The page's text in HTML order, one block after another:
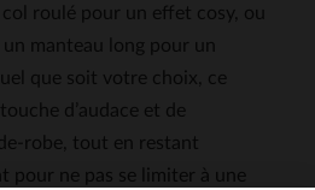
roulé pour un effet cosy, ou
manteau long pour un
que soit votre choix, ce
d’audace et de
robe, tout en restant
pour ne pas se limiter à une